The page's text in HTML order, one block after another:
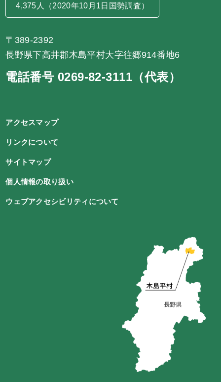
4,375人（2020年10月1日国勢調査）
〒389-2392
長野県下高井郡木島平村大字往郷914番地6
電話番号 0269-82-3111（代表）
アクセスマップ
リンクについて
サイトマップ
個人情報の取り扱い
ウェブアクセシビリティについて